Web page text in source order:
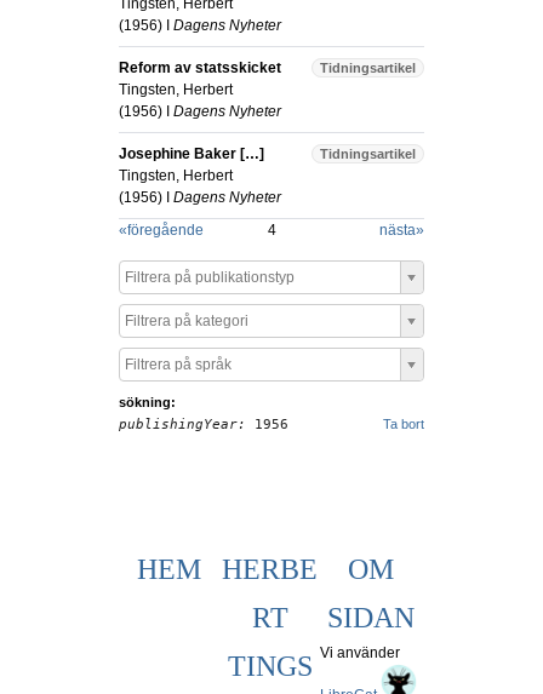
Tingsten, Herbert
(1956) I Dagens Nyheter
Tidningsartikel
Reform av statsskicket
Tingsten, Herbert
(1956) I Dagens Nyheter
Tidningsartikel
Josephine Baker […]
Tingsten, Herbert
(1956) I Dagens Nyheter
«föregående 4 nästa»
Filtrera på publikationstyp
Filtrera på kategori
Filtrera på språk
sökning:
Ta bort
publishingYear: 1956
HEM
HERBE
RT
TINGS
OM
SIDAN
Vi använder